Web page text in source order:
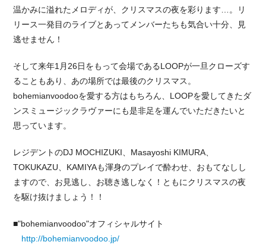
温かみに溢れたメロディが、クリスマスの夜を彩ります…。リ
リース一発目のライブとあってメンバーたちも気合い十分、見
逃せません！
そして来年1月26日をもって会場であるLOOPが一旦 クローズす
ることもあり、あの場所では最後のクリスマス 。
bohemianvoodooを愛する方はもちろん、 LOOPを愛してきたダ
ンスミュージックラヴァーにも是非足を運んでいただきたいと
思っています。
レジデントのDJ MOCHIZUKI、Masayoshi KIMURA、
TOKUKAZU、KAMIYAも渾身のプレイで酔わせ、おもてなしし
ますので、お見逃し、お聴き逃しなく！ともにクリスマスの夜
を駆け抜けましょう！
！
■"bohemianvoodoo"オフィシャルサイト
http://bohemianvoodoo.jp/